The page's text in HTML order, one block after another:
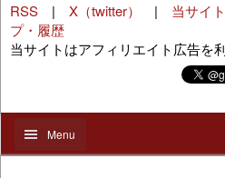
RSS | X（twitter） | 当サイ
プ・履歴
当サイトはアフィリエイト広告を
Menu